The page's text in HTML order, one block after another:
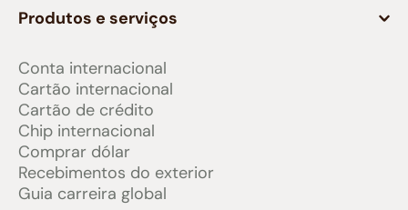
Produtos e serviços
Conta internacional
Cartão internacional
Cartão de crédito
Chip internacional
Comprar dólar
Recebimentos do exterior
Guia carreira global